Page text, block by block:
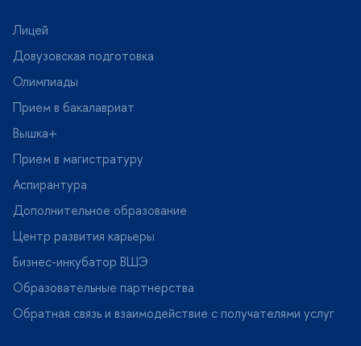
Лицей
Довузовская подготовка
Олимпиады
Прием в бакалавриат
ышка+
Прием в магистратуру
Аспирантура
Дополнительное образование
Центр развития карьеры
Бизнес-инкубатор ВШЭ
Образовательные партнерства
Обратная связь и взаимодействие с получателями услу